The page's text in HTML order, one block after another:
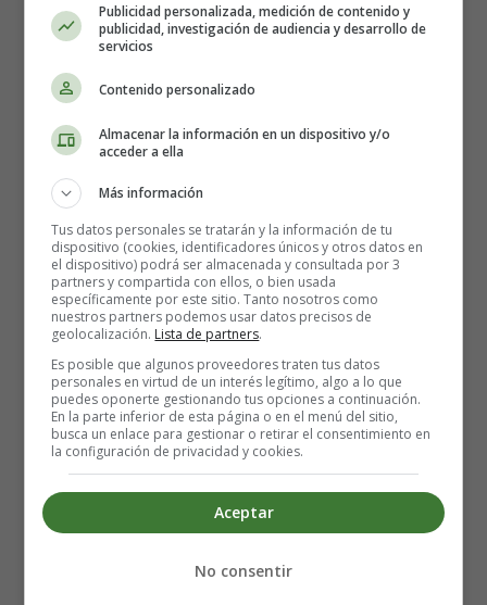
Cómo hacer papas asadasa en
freidora de aire - Air Fryer
Los ingredientes que necesitas son:
4 patatas medianas/grandes
1-2 cucharadas de aceite de oliva virgen extra
½ cucharada de sal gruesa (kosher o marina)
½ cucharadita de pimienta negra molida
↪ Si aún no tienes una freidora de aire puedes comprarla
aquí ↪Air fryer - Freidoras sin aceite
Elaboración de las patatas asadas en
freidora al aire:
Pon las papas en un bol y rocíalas con aceite. Utiliza
Publicidad personalizada, medición de contenido y
publicidad, investigación de audiencia y desarrollo de
servicios
Contenido personalizado
Almacenar la información en un dispositivo y/o
acceder a ella
Más información
Tus datos personales se tratarán y la información de tu
dispositivo (cookies, identificadores únicos y otros datos en
el dispositivo) podrá ser almacenada y consultada por 3
partners y compartida con ellos, o bien usada
específicamente por este sitio. Tanto nosotros como
nuestros partners podemos usar datos precisos de
geolocalización. Lista de partners.
Es posible que algunos proveedores traten tus datos
personales en virtud de un interés legítimo, algo a lo que
puedes oponerte gestionando tus opciones a continuación.
En la parte inferior de esta página o en el menú del sitio,
busca un enlace para gestionar o retirar el consentimiento en
la configuración de privacidad y cookies.
Aceptar
No consentir